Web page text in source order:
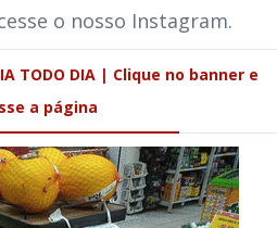
o nosso Instagram.
TODO DIA | Clique no banner e
a página